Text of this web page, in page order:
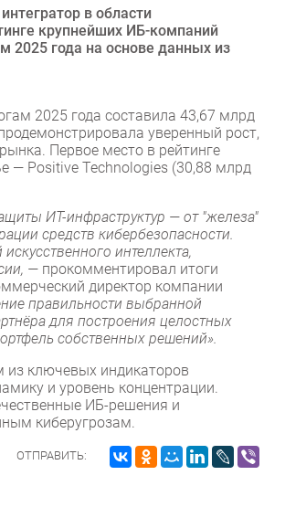
в области
крупнейших ИБ-компаний
2025 года на основе данных из
2025 года составила 43,67 млрд
уверенный рост,
Первое место в рейтинге
— Positive Technologies (30,88 млрд
ИТ-инфраструктур — от "железа"
средств кибербезопасности.
интеллекта,
— прокомментировал итоги
директор компании
правильности выбранной
для построения целостных
собственных решений».
из ключевых индикаторов
и уровень концентрации.
ИБ-решения и
киберугрозам.
ОТПРАВИТЬ: